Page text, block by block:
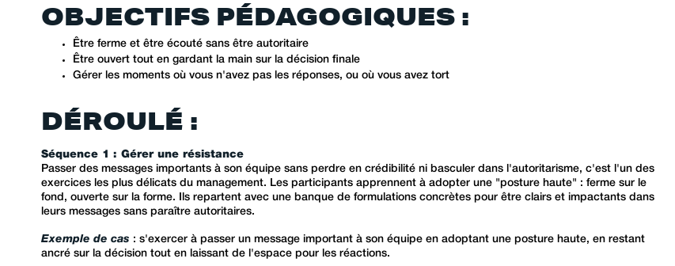
OBJECTIFS PÉDAGOGIQUES :
Être ferme et être écouté sans être autoritaire
Être ouvert tout en gardant la main sur la décision finale
Gérer les moments où vous n'avez pas les réponses, ou où vous avez tort
DÉROULÉ :
Séquence 1 : Gérer une résistance
Passer des messages importants à son équipe sans perdre en crédibilité ni basculer dans l'autoritarisme, c'est l'un des
exercices les plus délicats du management. Les participants apprennent à adopter une "posture haute" : ferme sur le
fond, ouverte sur la forme. Ils repartent avec une banque de formulations concrètes pour être clairs et impactants dans
leurs messages sans paraître autoritaires.
Exemple de cas : s'exercer à passer un message important à son équipe en adoptant une posture haute, en restant
ancré sur la décision tout en laissant de l'espace pour les réactions.